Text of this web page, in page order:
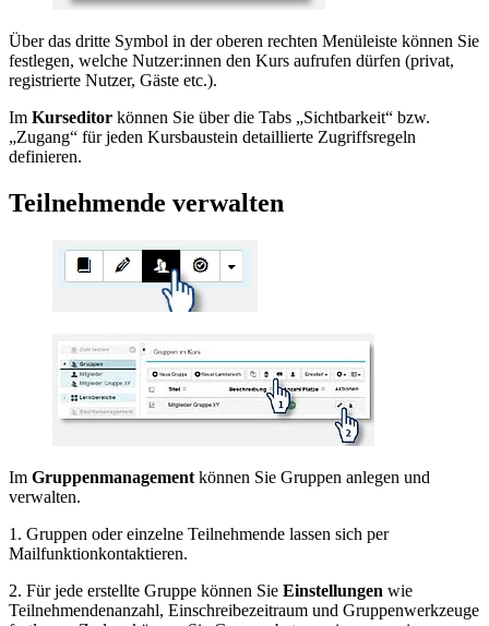
Über das dritte Symbol in der oberen rechten Menüleiste können Sie
festlegen, welche Nutzer:innen den Kurs aufrufen dürfen (privat,
registrierte Nutzer, Gäste etc.).
Im Kurseditor können Sie über die Tabs „Sichtbarkeit“ bzw.
„Zugang“ für jeden Kursbaustein detaillierte Zugriffsregeln
definieren.
Teilnehmende verwalten
Im Gruppenmanagement können Sie Gruppen anlegen und
verwalten.
1. Gruppen oder einzelne Teilnehmende lassen sich per
Mailfunktionkontaktieren.
2. Für jede erstellte Gruppe können Sie Einstellungen wie
Teilnehmendenanzahl, Einschreibezeitraum und Gruppenwerkzeuge